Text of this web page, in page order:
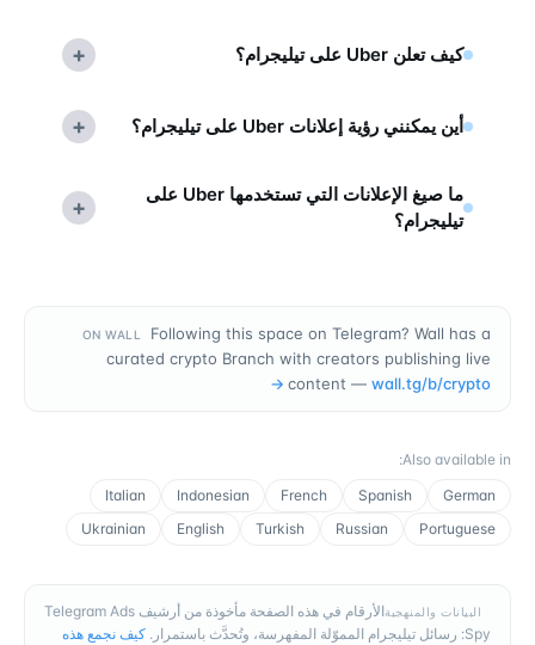
كيف تعلن Uber على تيليجرام؟ +
أين يمكنني رؤية إعلانات Uber على تيليجرام؟ +
ما صيغ الإعلانات التي تستخدمها Uber على
تيليجرام؟
+
ON WALL
Following this space on Telegram? Wall has a
curated crypto Branch with creators publishing live
content — wall.tg/b/crypto
→
Also available in
:
German
Spanish
French
Indonesian
Italian
Portuguese
Russian
Turkish
English
Ukrainian
البيانات والمنهجية
الأرقام في هذه الصفحة مأخوذة من أرشيف Telegram Ads
Spy: رسائل تيليجرام المموّلة المفهرسة، وتُحدَّث باستمرار.
كيف نجمع هذه